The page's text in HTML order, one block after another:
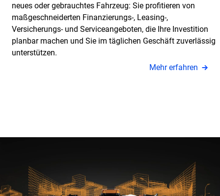
neues oder gebrauchtes Fahrzeug: Sie profitieren von
maßgeschneiderten Finanzierungs-, Leasing-,
Versicherungs- und Serviceangeboten, die Ihre Investition
planbar machen und Sie im täglichen Geschäft zuverlässig
unterstützen.
Mehr erfahren